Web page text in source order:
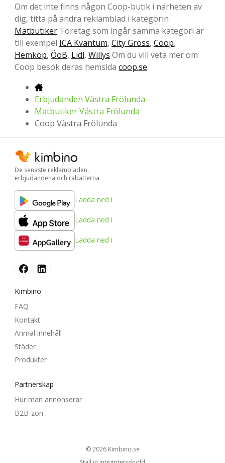
Om det inte finns någon Coop-butik i närheten av
dig, titta på andra reklamblad i kategorin
Matbutiker. Företag som ingår samma kategori är
till exempel ICA Kvantum, City Gross, Coop,
Hemköp, ÖoB, Lidl, Willys Om du vill veta mer om
Coop besök deras hemsida coop.se.
Erbjudanden Västra Frölunda
Matbutiker Västra Frölunda
Coop Västra Frölunda
De senaste reklambladen,
erbjudandena och rabatterna
Ladda ned i
Ladda ned i
Ladda ned i
Kimbino
FAQ
Kontakt
Anmäl innehåll
Städer
Produkter
Partnerskap
Hur man annonserar
B2B-zon
© 2026 kimbino.se